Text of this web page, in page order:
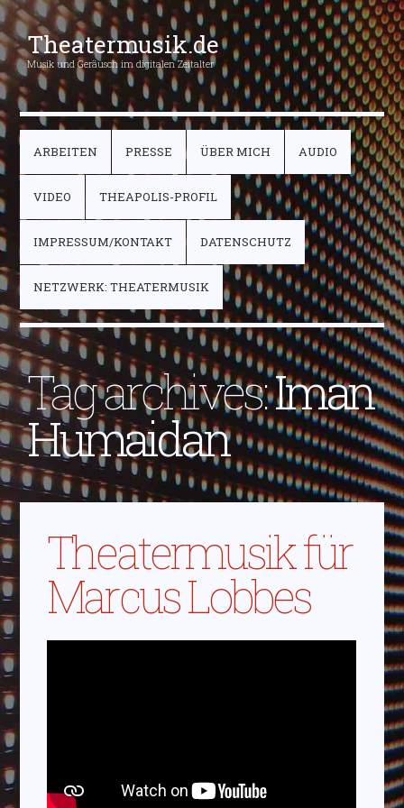
Theatermusik.de
Musik und Geräusch im digitalen Zeitalter
ARBEITEN PRESSE ÜBER MICH AUDIO
VIDEO THEAPOLIS-PROFIL
IMPRESSUM/KONTAKT DATENSCHUTZ
NETZWERK: THEATERMUSIK
Tag archives:Iman
Humaidan
Theatermusik für
Marcus Lobbes